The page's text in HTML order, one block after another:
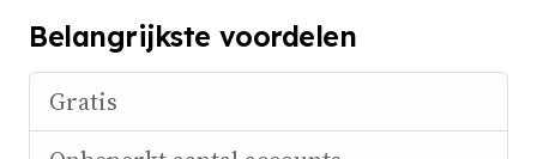
Belangrijkste voordelen
Gratis